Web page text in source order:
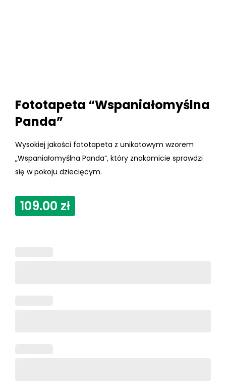
Fototapeta “Wspaniałomyślna
Panda”
Wysokiej jakości fototapeta z unikatowym wzorem
„Wspaniałomyślna Panda”, który znakomicie sprawdzi
się w pokoju dziecięcym.
109.00 zł